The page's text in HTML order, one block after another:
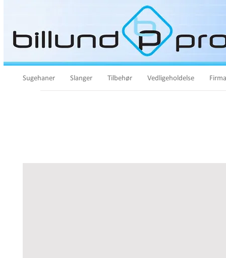
Sugehaner Slanger Tilbehør Vedligeholdelse